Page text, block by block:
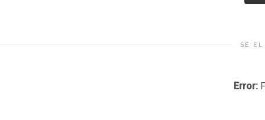
SÉ EL
Error: